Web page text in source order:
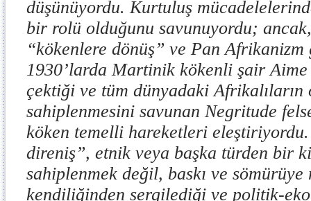
düşünüyordu. Kurtuluş
bir rolü olduğunu savunuyordu;
“kökenlere dönüş” ve Pan Afrikanizm
1930’larda Martinik kökenli şair Aime
çektiği ve tüm dünyadaki
sahiplenmesini savunan Negritude
köken temelli hareketleri
direniş”, etnik veya başka türden bir
sahiplenmek değil, baskı ve
kendiliğinden sergilediği ve politik-